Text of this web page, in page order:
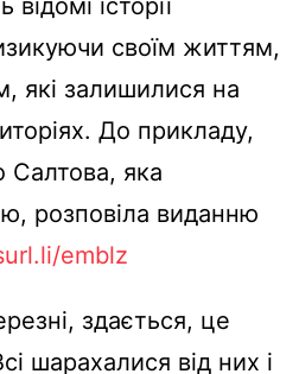
історії
своїм життям,
які залишилися на
До прикладу,
Салтова, яка
розповіла виданню
emblz
здається, це
шарахалися від них і